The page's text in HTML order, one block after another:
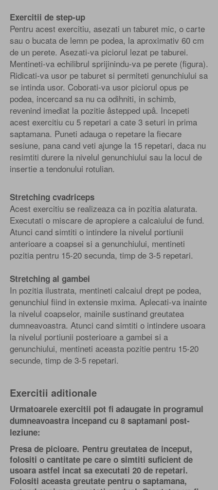
Exercitii de step-up
Pentru acest exercitiu, asezati un taburet mic, o carte
sau o bucata de lemn pe podea, la aproximativ 60 cm
de un perete. Asezati-va piciorul lezat pe taburei.
Mentineti-va echilibrul sprijinindu-va pe perete (figura).
Ridicati-va usor pe taburet si permiteti genunchiului sa
se intinda usor. Coborati-va usor piciorul opus pe
podea, incercand sa nu ca odihniti, in schimb,
revenind imediat la pozitie âstepped upâ. Incepeti
acest exercitiu cu 5 repetari a cate 3 seturi in prima
saptamana. Puneti adauga o repetare la fiecare
sesiune, pana cand veti ajunge la 15 repetari, daca nu
resimtiti durere la nivelul genunchiului sau la locul de
insertie a tendonului rotulian.
Stretching cvadriceps
Acest exercitiu se realizeaza ca in pozitia alaturata.
Executati o miscare de apropiere a calcaiului de fund.
Atunci cand simtiti o intindere la nivelul portiunii
anterioare a coapsei si a genunchiului, mentineti
pozitia pentru 15-20 secunda, timp de 3-5 repetari.
Stretching al gambei
In pozitia ilustrata, mentineti calcaiul drept pe podea,
genunchiul fiind in extensie mxima. Aplecati-va inainte
la nivelul coapselor, mainile sustinand greutatea
dumneavoastra. Atunci cand simtiti o intindere usoara
la nivelul portiunii posterioare a gambei si a
genunchiului, mentineti aceasta pozitie pentru 15-20
secunde, timp de 3-5 repetari.
Exercitii aditionale
Urmatoarele exercitii pot fi adaugate in programul
dumneavoastra incepand cu 8 saptamani post-
leziune:
Presa de picioare. Pentru greutatea de inceput,
folositi o cantitate pe care o simtiti suficient de
usoara astfel incat sa executati 20 de repetari.
Folositi aceasta greutate pentru o saptamana,